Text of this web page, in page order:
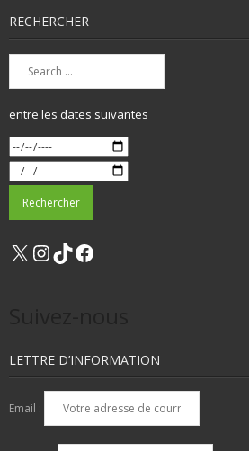
RECHERCHER
entre les dates suivantes
X Instagram
TikTok
LETTRE D’INFORMATION
Email :